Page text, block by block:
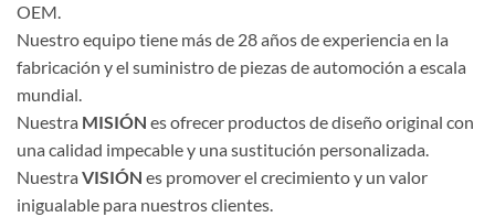
OEM.
Nuestro equipo tiene más de 28 años de experiencia en la
fabricación y el suministro de piezas de automoción a escala
mundial.
Nuestra MISIÓN es ofrecer productos de diseño original con
una calidad impecable y una sustitución personalizada.
Nuestra VISIÓN es promover el crecimiento y un valor
inigualable para nuestros clientes.